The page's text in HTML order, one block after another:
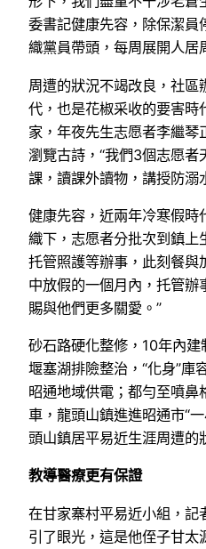
委書記健康先容，除保潔員
織黨員帶頭，每周展開人居
周遭的狀況不竭改良，社區
代，也是花椒采收的要害時
家，年夜先生志愿者李繼
瀏覽古詩，“我們3個志愿
課，讀課外讀物，講授防溺
健康先容，近兩年冷寒假時
織下，志愿者分批次到鎮上
托管照護等辦事，此刻餐與
中放假的一個月內，托管
賜與他們更多關愛。”
砂石路硬化整修，10年內建
堰塞湖排險整治，“化身”庫
昭通地域供電；都勻至噴鼻
車，龍頭山鎮進進昭通市“
頭山鎮居平易近生涯周遭的
教導醫療更有保證
在甘家寨村平易近小組，記
引了眼光，這是他侄子甘